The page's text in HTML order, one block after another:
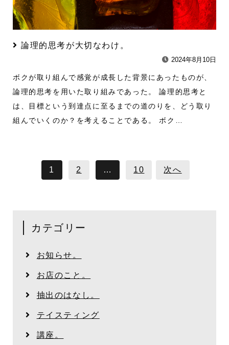
論理的思考が大切なわけ。
2024年8月10日
ボクが取り組んで感覚が成長した背景にあったものが、
論理的思考を用いた取り組みであった。 論理的思考と
は、目標という到達点に至るまでの道のりを、どう取り
組んでいくのか？を考えることである。 ボク…
1 2 … 10 次へ
カテゴリー
お知らせ。
お店のこと。
抽出のはなし。
テイスティング
講座。